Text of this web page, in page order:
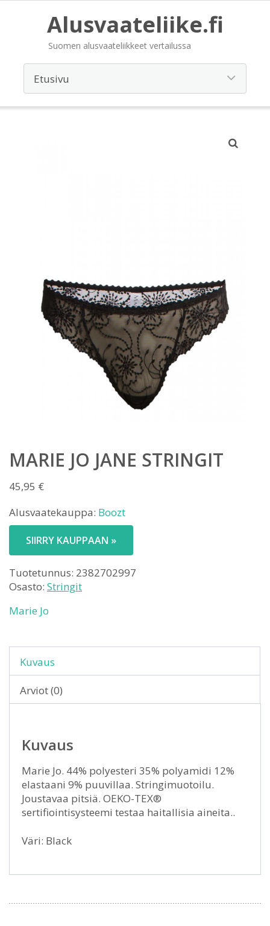
Alusvaateliike.fi
Suomen alusvaateliikkeet vertailussa
MARIE JO JANE STRINGIT
45,95 €
Alusvaatekauppa: Boozt
SIIRRY KAUPPAAN »
Tuotetunnus: 2382702997
Osasto: Stringit
Marie Jo
Kuvaus
Arviot (0)
Kuvaus
Marie Jo. 44% polyesteri 35% polyamidi 12%
elastaani 9% puuvillaa. Stringimuotoilu.
Joustavaa pitsiä. OEKO-TEX®
sertifiointisysteemi testaa haitallisia aineita..
Väri: Black